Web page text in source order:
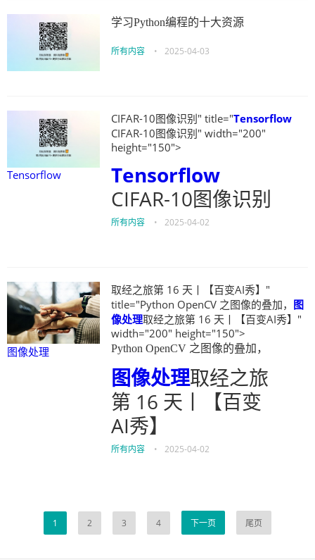
学习Python编程的十大资源
所有内容 • 2025-04-03
Tensorflow
CIFAR-10图像识别" title="Tensorflow
CIFAR-10图像识别" width="200"
height="150">
Tensorflow
CIFAR-10图像识别
所有内容 • 2025-04-02
图像处理
取经之旅第 16 天丨【百变AI秀】"
title="Python OpenCV 之图像的叠加， 图
像处理取经之旅第 16 天丨【百变AI秀】"
width="200" height="150">
Python OpenCV 之图像的叠加，
图像处理取经之旅
第 16 天丨【百变
AI秀】
所有内容 • 2025-04-02
1 2 3 4 下一页 尾页